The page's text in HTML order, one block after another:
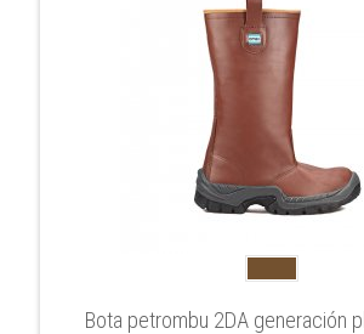
Bota petrombu 2DA generación